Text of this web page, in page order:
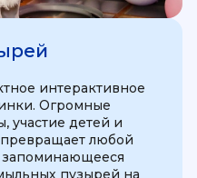
интерактивное
Огромные
участие детей и
превращает любой
пузырей на